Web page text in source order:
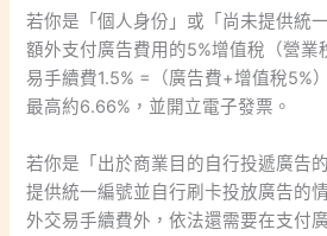
若你是「個人身份」或「尚未提供統
額外支付廣告費用的5%增值稅（營業
易手續費1.5% =（廣告費+增值稅5%
最高約6.66%，並開立電子發票。
若你是「出於商業目的自行投遞廣告
提供統一編號並自行刷卡投放廣告的
外交易手續費外，依法還需要在支付